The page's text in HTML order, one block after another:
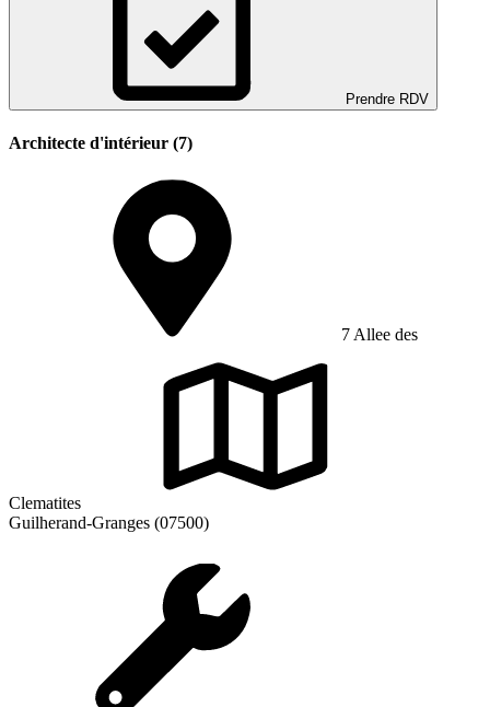
Prendre RDV
Architecte d'intérieur (7)
7 Allee des
Clematites
Guilherand-Granges (07500)